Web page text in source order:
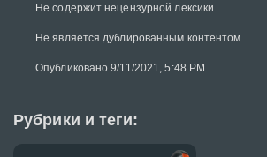
Не содержит нецензурной лексики
Не является дублированным контентом
Опубликовано 9/11/2021, 5:48 PM
Рубрики и теги: